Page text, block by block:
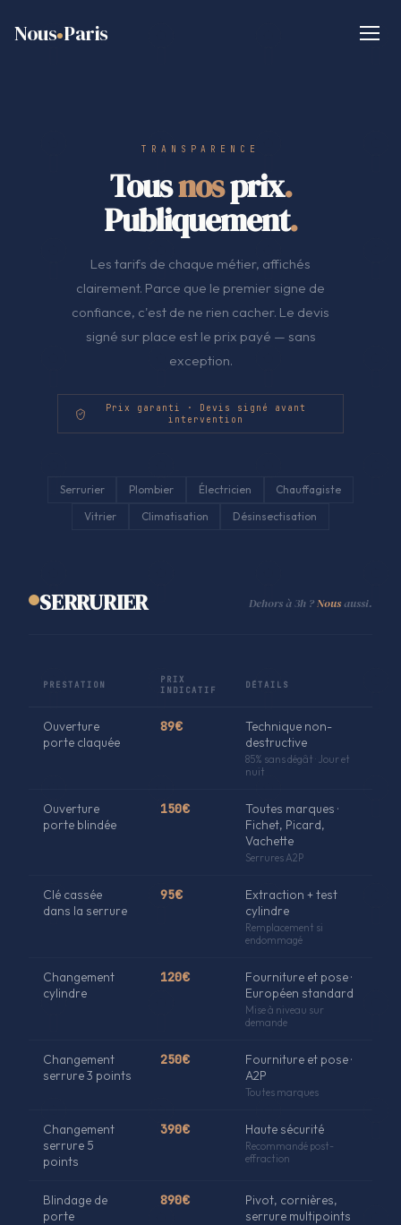
Nous Paris
TRANSPARENCE
Tousnosprix.
Publiquement.
Les tarifs de chaque métier, affichés
clairement. Parce que le premier signe de
confiance, c'est de ne rien cacher. Le devis
signé sur place est le prix payé — sans
exception.
Prix garanti · Devis signé avant
intervention
Serrurier Plombier Électricien
Chauffagiste
Vitrier
Climatisation Désinsectisation
SERRURIER Dehors à 3h ?Nousaussi.
PRESTATION
PRIX
INDICATIF
DÉTAILS
Ouverture
porte claquée
89€
Technique non-
destructive
85% sans dégât · Jour et
nuit
Ouverture
porte blindée
150€
Toutes marques ·
Fichet, Picard,
Vachette
Serrures A2P
Clé cassée
dans la serrure
95€
Extraction + test
cylindre
Remplacement si
endommagé
Changement
cylindre
120€
Fourniture et pose ·
Européen standard
Mise à niveau sur
demande
Changement
serrure 3 points
250€
Fourniture et pose ·
A2P
Toutes marques
Changement
serrure 5
points
390€ Haute sécurité
Recommandé post-
effraction
Blindage de
porte
890€
Pivot, cornières,
serrure multipoints